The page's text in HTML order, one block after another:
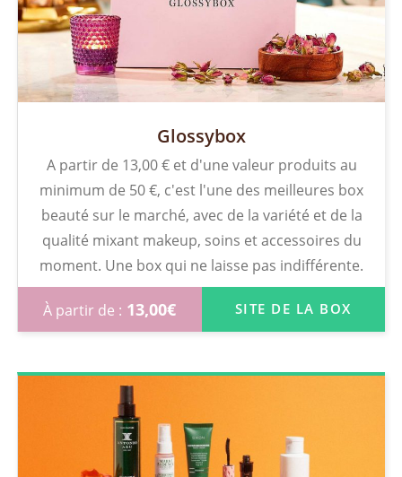
Glossybox
A partir de 13,00 € et d'une valeur produits au
minimum de 50 €, c'est l'une des meilleures box
beauté sur le marché, avec de la variété et de la
qualité mixant makeup, soins et accessoires du
moment. Une box qui ne laisse pas indifférente.
13,00€ SITE DE LA BOX